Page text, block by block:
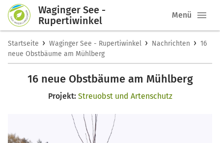
Waginger See -
Rupertiwinkel
Menü
Startseite › Waginger See - Rupertiwinkel › Nachrichten › 16
neue Obstbäume am Mühlberg
16 neue Obstbäume am Mühlberg
Projekt: Streuobst und Artenschutz